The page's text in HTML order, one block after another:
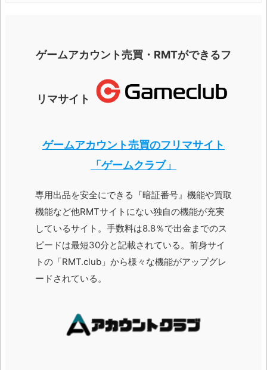
ゲームアカウント売買・RMTができるフ
リマサイト
ゲームアカウント売買のフリマサイト
「ゲームクラブ」
専用出品を安全にできる『暗証番号』機能や買取
機能など他RMTサイトにない独自の機能が充実
しているサイト。手数料は8.8％で出金までのス
ピードは最短30分と記載されている。前身サイ
トの「RMT.club」から様々な機能がアップグレ
ードされている。